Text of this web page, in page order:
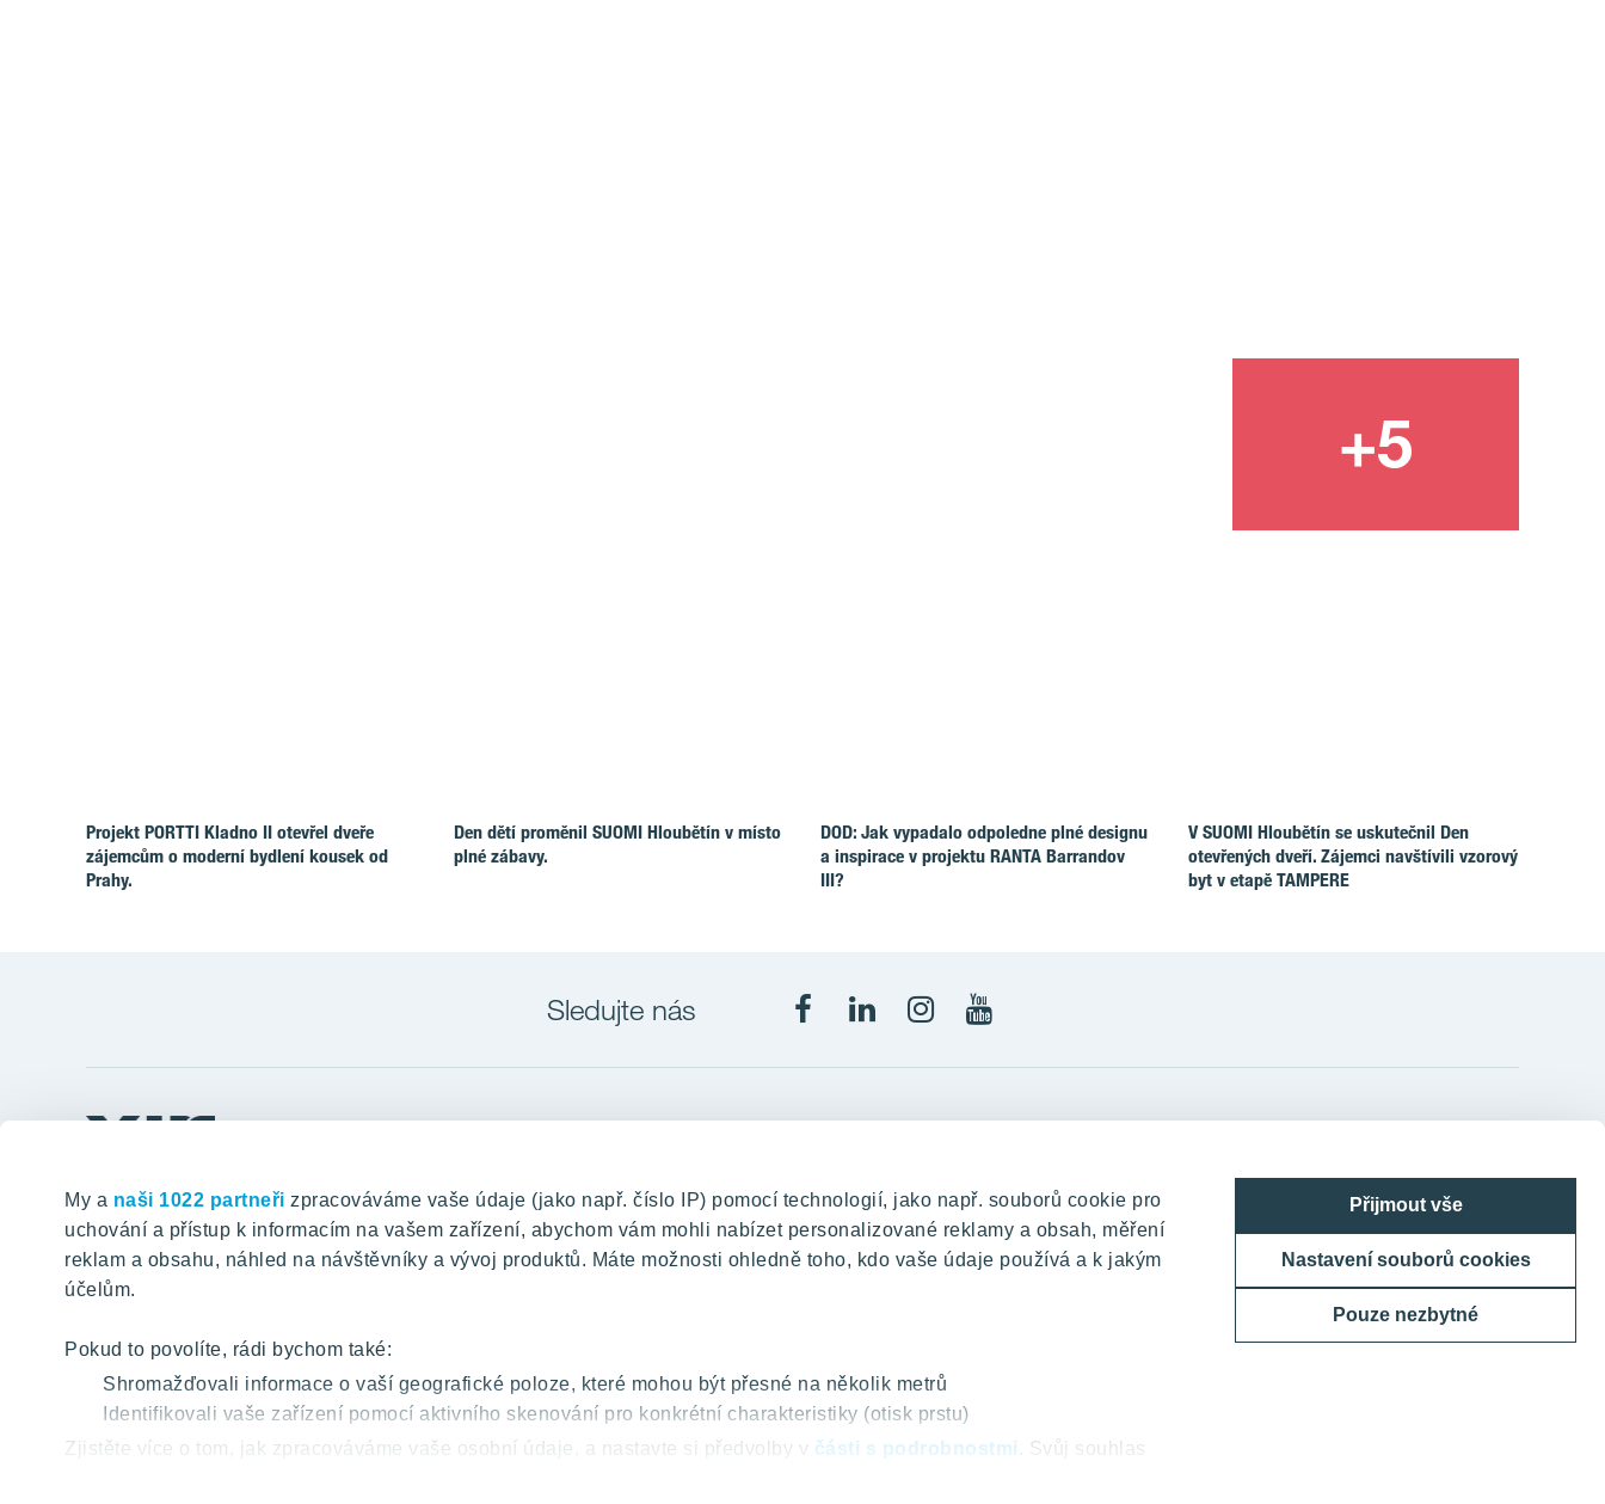
My a naši 1022 partneři zpracováváme vaše údaje (jako např. číslo IP) pomocí technologií, jako např. souborů cookie pro
uchování a přístup k informacím na vašem zařízení, abychom vám mohli nabízet personalizované reklamy a obsah, měření
reklam a obsahu, náhled na návštěvníky a vývoj produktů. Máte možnosti ohledně toho, kdo vaše údaje používá a k jakým
účelům.
Pokud to povolíte, rádi bychom také:
Shromažďovali informace o vaší geografické poloze, které mohou být přesné na několik metrů
Identifikovali vaše zařízení pomocí aktivního skenování pro konkrétní charakteristiky (otisk prstu)
Zjistěte více o tom, jak zpracováváme vaše osobní údaje, a nastavte si předvolby v části s podrobnostmi . Svůj souhlas
Přijmout vše
Nastavení souborů cookies
Pouze nezbytné
Projekt PORTTI Kladno II otevřel dveře
zájemcům o moderní bydlení kousek od
Prahy.
Den dětí proměnil SUOMI Hloubětín v místo
plné zábavy.
DOD: Jak vypadalo odpoledne plné designu
a inspirace v projektu RANTA Barrandov
III?
V SUOMI Hloubětín se uskutečnil Den
otevřených dveří. Zájemci navštívili vzorový
byt v etapě TAMPERE
Sledujte nás
VYHLEDÁVÁNÍ
Odkazy
Postup koupě
Klientské změny
Aktuality
O nás
YIT PLUS
Projekty
RANTA Barrandov III
RANTA Barrandov IV
TOIVO Roztyly II
VIRTA Kladno
KATTILA Kamýk
ROSALA
YIT Czechia s.r.o.
TELEHOUSE – Generála Píky 430/26
160 00 Praha 6 - Dejvice
Česká republika
800 200 666
domov@yit.cz